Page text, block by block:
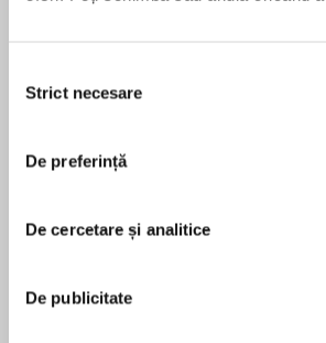
consimțământului
Strict necesare
De preferință
De cercetare și analitice
De publicitate
Today’s Happy Ever After
Who knew pet-sitting could be
her laptop to people, so she’s
to oblige her boss when he
pentru această carte
I read my first romance novel at 16